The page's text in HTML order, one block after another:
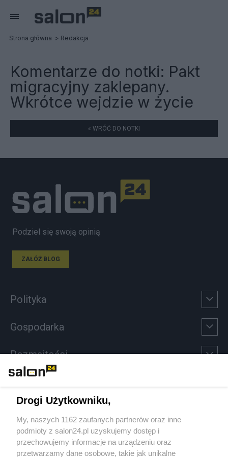
Strona główna Redakcja
Komentarze do notki: Pakt
migracyjny zaklepany.
Wkrótce wejdzie w życie
« WRÓĆ DO NOTKI
Podziel się swoją opinią
ZAŁÓŻ BLOG
Polityka
Gospodarka
Rozmaitości
Sport
Społeczeństwo
Drogi Użytkowniku,
My, naszych 1162 zaufanych partnerów oraz inne
podmioty z salon24.pl uzyskujemy dostęp i
przechowujemy informacje na urządzeniu oraz
przetwarzamy dane osobowe, takie jak unikalne